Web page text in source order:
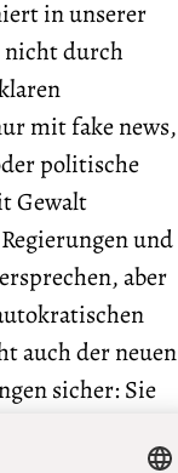
in unserer
nicht durch
mit fake news,
politische
Gewalt
und
aber
auch der neuen
sicher: Sie
Irak und